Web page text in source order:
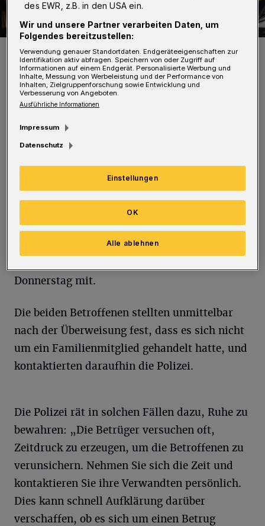
Symbolbild.
Foto: Christoph Petersen
D
behaupteten, aufgrund von Problemen mit
dem Handy keine Überweisungen mehr tätigen
zu können. Es folgte in beiden Fällen die Bitte
um Überweisung eines vierstelligen Betrags,
der sowohl die Wuppertalerin als auch der
Donnerstag mit.
Die beiden Betroffenen stellten unmittelbar
nach der Überweisung fest, dass es sich nicht
um ein Familienmitglied gehandelt hatte, und
kontaktierten daraufhin die Polizei.
Die Polizei rät in solchen Fällen dazu, Ruhe zu
bewahren: „Die Betrüger versuchen oft,
Zeitdruck zu erzeugen, um die Betroffenen zu
verunsichern. Nehmen Sie sich die Zeit und
kontaktieren Sie ihre Verwandten persönlich.
Dies kann schnell Aufklärung darüber
verschaffen, ob es sich um einen Betrug
des EWR, z.B. in den USA ein.
Wir und unsere Partner verarbeiten Daten, um
Folgendes bereitzustellen:
Verwendung genauer Standortdaten. Endgeräteeigenschaften zur
Identifikation aktiv abfragen. Speichern von oder Zugriff auf
Informationen auf einem Endgerät. Personalisierte Werbung und
Inhalte, Messung von Werbeleistung und der Performance von
Inhalten, Zielgruppenforschung sowie Entwicklung und
Verbesserung von Angeboten.
Ausführliche Informationen
Impressum
Datenschutz
Einstellungen
Alle ablehnen
OK